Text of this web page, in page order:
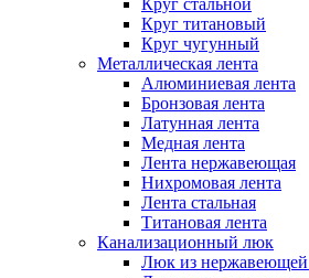
Круг стальной
Круг титановый
Круг чугунный
Металлическая лента
Алюминиевая лента
Бронзовая лента
Латунная лента
Медная лента
Лента нержавеющая
Нихромовая лента
Лента стальная
Титановая лента
Канализационный люк
Люк из нержавеющей